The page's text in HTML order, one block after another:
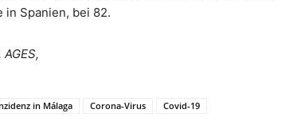
in Spanien, bei 82.
in Málaga Corona-Virus Covid-19